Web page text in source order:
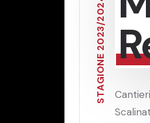
S
T
A
G
I
O
N
E
2
0
2
3
/
2
0
2